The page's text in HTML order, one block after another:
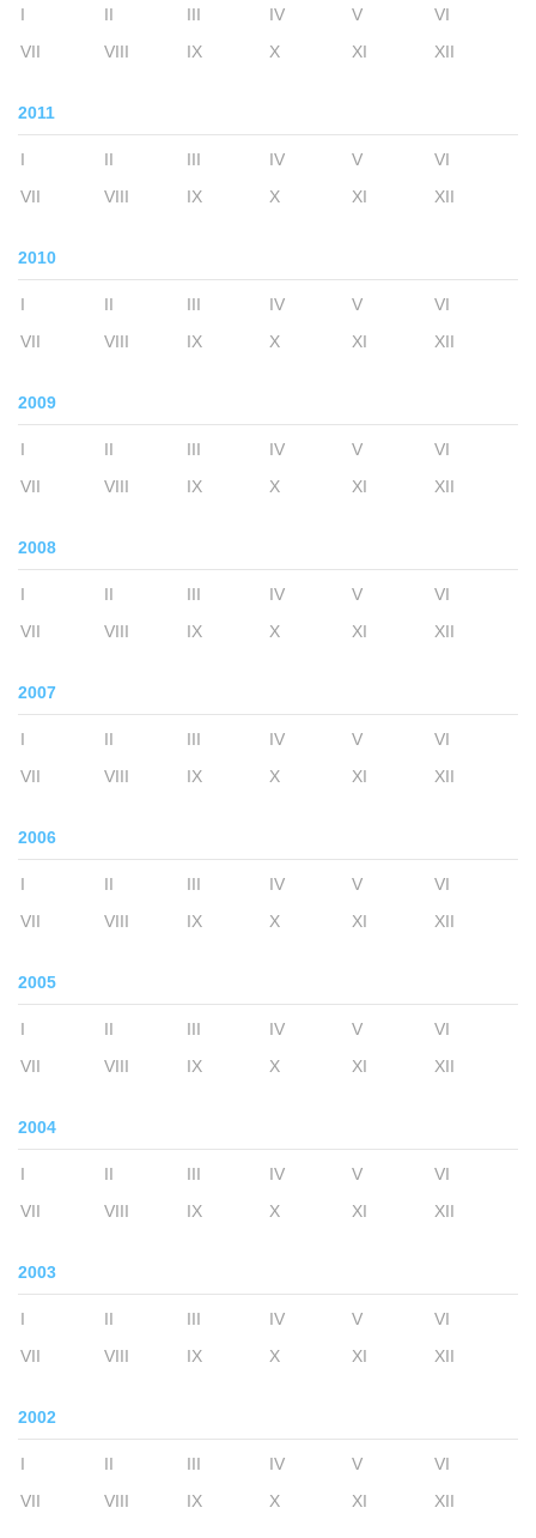
I II III IV V
VI
VII
VIII IX X XI XII
2011
I II III IV V
VI
VII
VIII IX X XI XII
2010
I II III IV V
VI
VII
VIII IX X XI XII
2009
I II III IV V
VI
VII
VIII IX X XI XII
2008
I II III IV V
VI
VII
VIII IX X XI XII
2007
I II III IV V
VI
VII
VIII IX X XI XII
2006
I II III IV V
VI
VII
VIII IX X XI XII
2005
I II III IV V
VI
VII
VIII IX X XI XII
2004
I II III IV V
VI
VII
VIII IX X XI XII
2003
I II III IV V
VI
VII
VIII IX X XI XII
2002
I II III IV V
VI
VII
VIII IX X XI XII